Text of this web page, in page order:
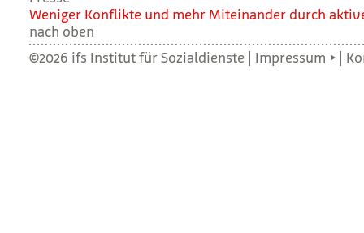
Weni­ger Kon­flikte und mehr Mit­ein­an­der durch
nach oben
©2026 ifs Institut für Sozialdienste | Impressum